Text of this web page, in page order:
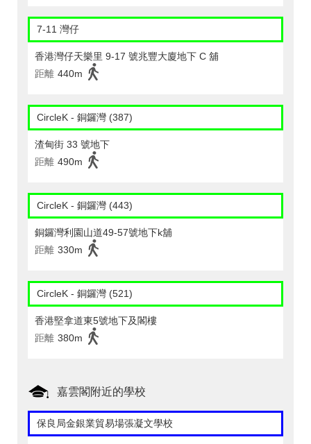
7-11 灣仔
香港灣仔天樂里 9-17 號兆豐大廈地下 C 舖
距離 440m
CircleK - 銅鑼灣 (387)
渣甸街 33 號地下
距離 490m
CircleK - 銅鑼灣 (443)
銅鑼灣利園山道49-57號地下k舖
距離 330m
CircleK - 銅鑼灣 (521)
香港堅拿道東5號地下及閣樓
距離 380m
嘉雲閣附近的學校
保良局金銀業貿易場張凝文學校